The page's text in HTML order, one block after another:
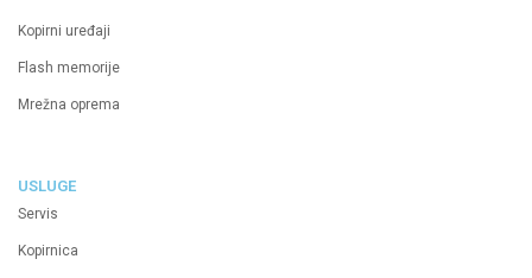
Kopirni uređaji
Flash memorije
Mrežna oprema
USLUGE
Servis
Kopirnica